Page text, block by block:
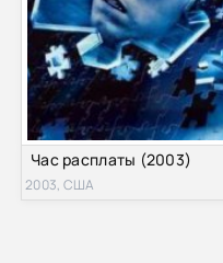
Час расплаты (2003)
2003, CША